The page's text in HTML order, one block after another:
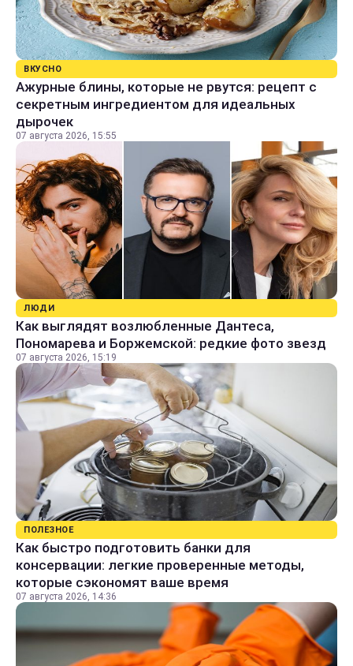
ВКУСНО
Ажурные блины, которые не рвутся: рецепт с
секретным ингредиентом для идеальных
дырочек
07 августа 2026, 15:55
ЛЮДИ
Как выглядят возлюбленные Дантеса,
Пономарева и Боржемской: редкие фото звезд
07 августа 2026, 15:19
ПОЛЕЗНОЕ
Как быстро подготовить банки для
консервации: легкие проверенные методы,
которые сэкономят ваше время
07 августа 2026, 14:36